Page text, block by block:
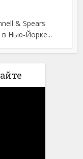
& Spears
Нью-Йорке...